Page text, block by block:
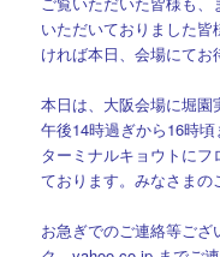
いただいておりました
ければ本日、会場にてお
本日は、大阪会場に堀園
午後14時過ぎから16時
ターミナルキョウトに
ております。みなさまの
お急ぎでのご連絡等ご